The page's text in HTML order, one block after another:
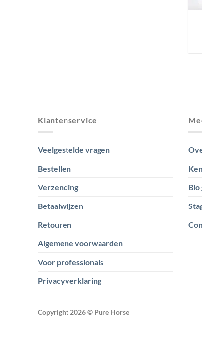
Klantenservice
Veelgestelde vragen
Bestellen
Verzending
Betaalwijzen
Retouren
Algemene voorwaarden
Voor professionals
Privacyverklaring
Copyright 2026 © Pure Horse